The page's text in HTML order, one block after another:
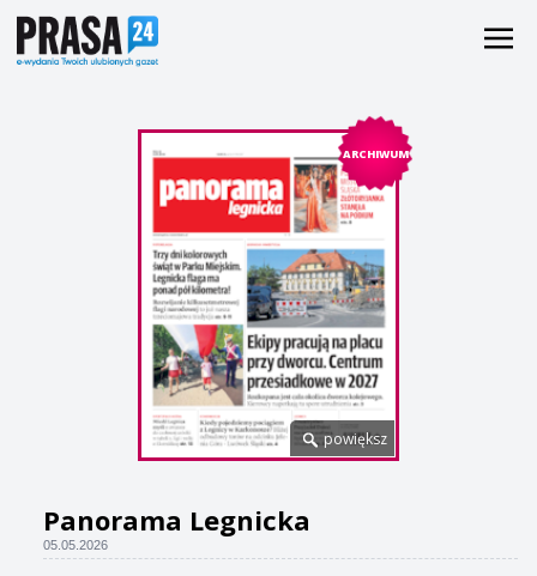
ARCHIWUM
powiększ
Panorama Legnicka
05.05.2026